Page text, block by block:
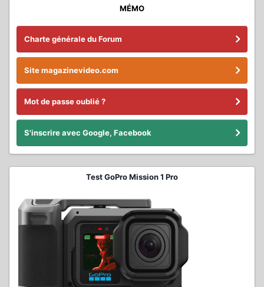
MÉMO
Charte générale du Forum
Site magazinevideo.com
Mot de passe oublié ?
S'inscrire avec Google, Facebook
Test GoPro Mission 1 Pro